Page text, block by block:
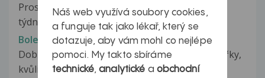
Prosím o radu ohledně bolesti ucha. Již asi dva
týdny mě bolí levé ucho. Není...
Bolest ucha
Dobrý den, ve čtvrtek jsem byla u obvodní lékařky,
kvůli bolesti levého ucha...
Náš web využívá soubory cookies,
a funguje tak jako lékař, který se
dotazuje, aby vám mohl co nejlépe
pomoci. My takto sbíráme
technické,analytické a obchodní